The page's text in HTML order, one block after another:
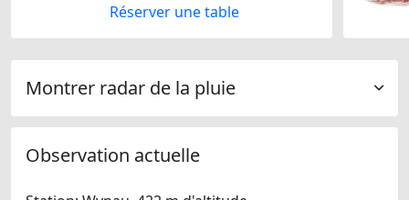
Réserver une table
Montrer radar de la pluie
Observation actuelle